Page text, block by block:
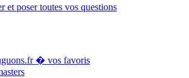
et poser toutes vos questions
� vos favoris